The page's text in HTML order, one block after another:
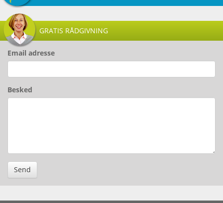
GRATIS RÅDGIVNING
Email adresse
Besked
Send